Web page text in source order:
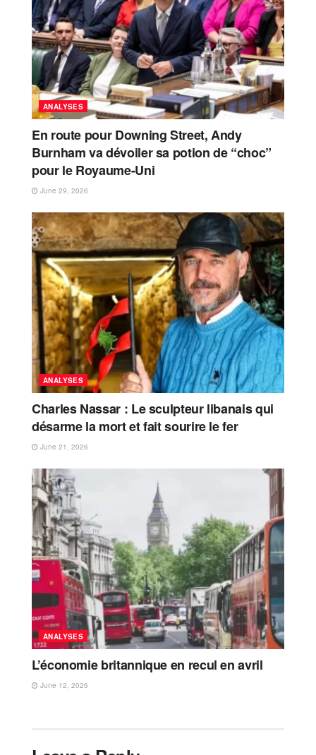
ANALYSES
En route pour Downing Street, Andy
Burnham va dévoiler sa potion de “choc”
pour le Royaume-Uni
June 29, 2026
ANALYSES
Charles Nassar : Le sculpteur libanais qui
désarme la mort et fait sourire le fer
June 21, 2026
ANALYSES
L’économie britannique en recul en avril
June 12, 2026